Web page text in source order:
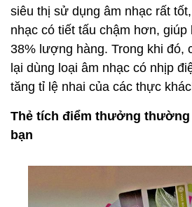
siêu thị sử dụng âm nhạc rất
nhạc có tiết tấu chậm hơn,
38% lượng hàng. Trong khi đó,
lại dùng loại âm nhạc có nhịp
tăng tỉ lệ nhai của các thực
Thẻ tích điểm thưởng thường
bạn